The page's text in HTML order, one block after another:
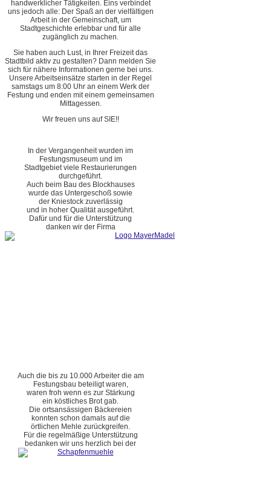
handwerklicher Tätigkeiten. Eins verbindet
uns jedoch alle: Der Spaß an der vielfältigen
Arbeit in der Gemeinschaft, um
Stadtgeschichte erlebbar und für alle
zugänglich zu machen.
Sie haben auch Lust, in Ihrer Freizeit das
Stadtbild aktiv zu gestalten? Dann melden Sie
sich für nähere Informationen gerne bei uns.
Unsere Arbeitseinsätze starten in der Regel
samstags um 8:00 Uhr an einem Werk der
Festung und enden mit einem gemeinsamen
Mittagessen.
Wir freuen uns auf SIE!!
In der Vergangenheit wurden im
Festungsmuseum und im
Stadtgebiet viele Restaurierungen
durchgeführt.
Auch beim Bau des Blockhauses
wurde das Untergeschoß sowie
der Kniestock zuverlässig
und in hoher Qualität ausgeführt.
Dafür und für die Unterstützung
danken wir der Firma
Auch die bis zu 10.000 Arbeiter die am
Festungsbau beteiligt waren,
waren froh wenn es zur Stärkung
ein köstliches Brot gab.
Die ortsansässigen Bäckereien
konnten schon damals auf die
örtlichen Mehle zurückgreifen.
Für die regelmäßige Unterstützung
bedanken wir uns herzlich bei der